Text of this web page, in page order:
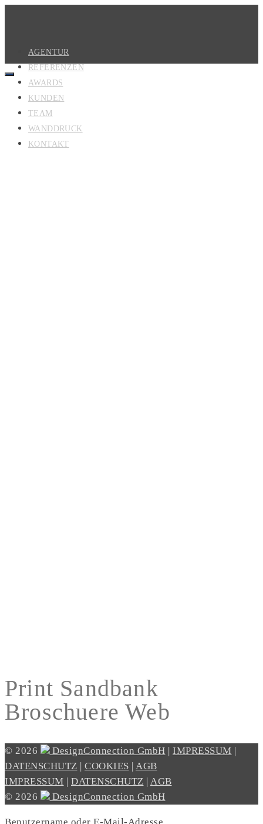
AGENTUR
REFERENZEN
AWARDS
KUNDEN
TEAM
WANDDRUCK
KONTAKT
Print Sandbank
Broschuere Web
© 2026 DesignConnection GmbH IMPRESSUM
DATENSCHUTZ
COOKIES
AGB
IMPRESSUM
DATENSCHUTZ
AGB
© 2026
DesignConnection GmbH